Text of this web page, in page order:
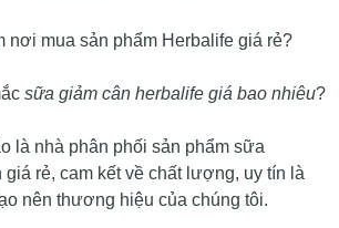
nơi mua sản phẩm Herbalife giá rẻ?
sữa giảm cân herbalife giá bao nhiêu?
là nhà phân phối sản phẩm sữa
giá rẻ, cam kết về chất lượng, uy tín là
nên thương hiệu của chúng tôi.